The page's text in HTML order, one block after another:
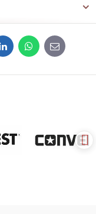
LinkedInWhatsApp
E-
mail